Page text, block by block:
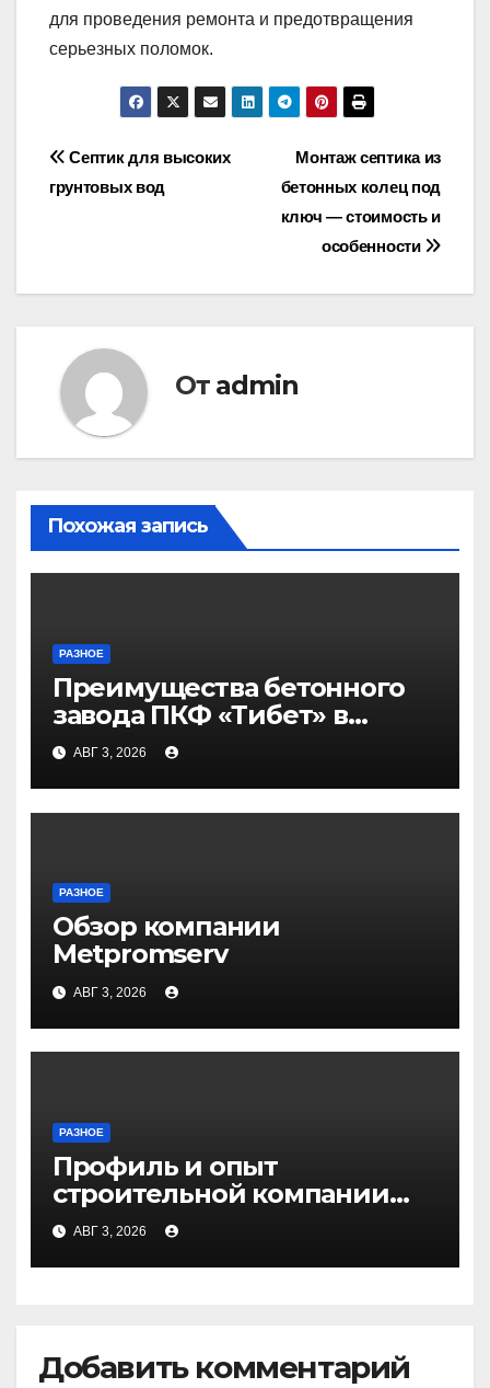
для проведения ремонта и предотвращения
серьезных поломок.
Навигация
по
Монтаж септика из
бетонных колец под
ключ — стоимость и
особенности
Септик для высоких
грунтовых вод
От admin
Похожая запись
РАЗНОЕ
Преимущества бетонного
завода ПКФ «Тибет» в
Волгограде и Волжском
АВГ 3, 2026
РАЗНОЕ
Обзор компании
Metpromserv
АВГ 3, 2026
РАЗНОЕ
Профиль и опыт
строительной компании
Медичи
АВГ 3, 2026
Добавить комментарий